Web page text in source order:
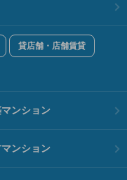
貸店舗・店舗賃貸
ンション
ンション